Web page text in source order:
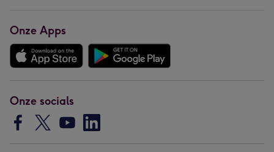
Onze Apps
Onze socials